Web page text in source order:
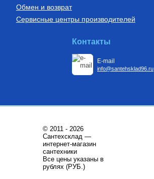
Обмен и возврат
Сервисные центры производителей
Контакты
E-mail
info@santehsklad96.ru
© 2011 - 2026
Сантехсклад —
интернет-магазин
сантехники
Все цены указаны в
рублях (РУБ.)